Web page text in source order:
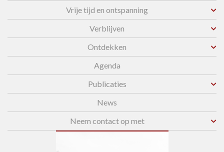
Vrije tijd en ontspanning
Verblijven
Ontdekken
Agenda
Publicaties
News
Neem contact op met